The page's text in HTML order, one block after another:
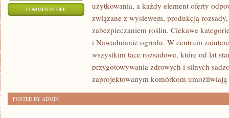
COMMENTS OFFON
użytkowania, a każdy element oferty
związane z wysiewem, produkcją
zabezpieczaniem roślin. Ciekawe
i Nawadnianie ogrodu. W centrum
wszystkim tace rozsadowe, które od lat
przygotowywania zdrowych i silnych
zaprojektowanym komórkom umożliwiają
POSTED BY ADMIN